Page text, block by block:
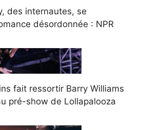
des internautes, se
désordonnée : NPR
fait ressortir Barry Williams
pré-show de Lollapalooza